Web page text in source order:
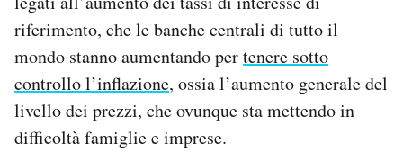
riferimento, che le banche centrali di tutto il
mondo stanno aumentando pertenere sotto
controllo l’inflazione, ossia l’aumento generale del
livello dei prezzi, che ovunque sta mettendo in
difficoltà famiglie e imprese.